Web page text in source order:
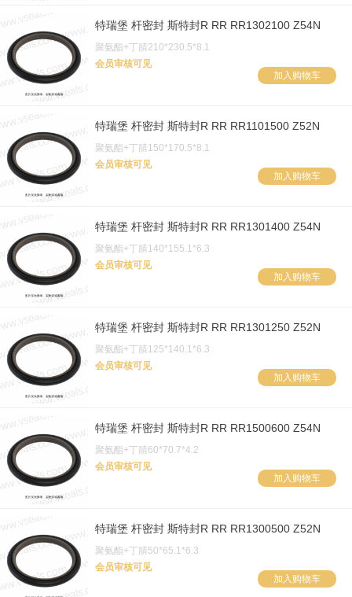
特瑞堡 杆密封 斯特封R RR RR1302100 Z54N
聚氨酯+丁腈210*230.5*8.1
会员审核可见
加入购物车
特瑞堡 杆密封 斯特封R RR RR1101500 Z52N
聚氨酯+丁腈150*170.5*8.1
会员审核可见
加入购物车
特瑞堡 杆密封 斯特封R RR RR1301400 Z54N
聚氨酯+丁腈140*155.1*6.3
会员审核可见
加入购物车
特瑞堡 杆密封 斯特封R RR RR1301250 Z52N
聚氨酯+丁腈125*140.1*6.3
会员审核可见
加入购物车
特瑞堡 杆密封 斯特封R RR RR1500600 Z54N
聚氨酯+丁腈60*70.7*4.2
会员审核可见
加入购物车
特瑞堡 杆密封 斯特封R RR RR1300500 Z52N
聚氨酯+丁腈50*65.1*6.3
会员审核可见
加入购物车